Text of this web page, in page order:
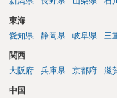
東海
愛知県
静岡県 岐阜県 三
関西
大阪府
兵庫県 京都府 滋
中国